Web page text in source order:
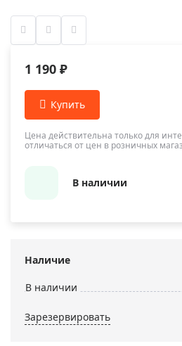
1 190 ₽
Цена действительна только для
отличаться от цен в розничных
В наличии
Наличие
В наличии
Зарезервировать